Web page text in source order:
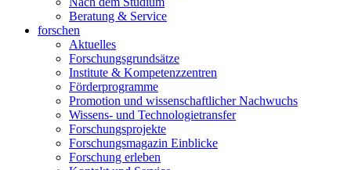
Beratung & Service
forschen
Aktuelles
Forschungsgrundsätze
Institute & Kompetenzzentren
Förderprogramme
Promotion und wissenschaftlicher Nachwuchs
Wissens- und Technologietransfer
Forschungsprojekte
Forschungsmagazin Einblicke
Forschung erleben